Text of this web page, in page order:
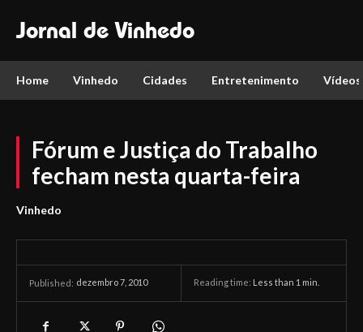
Jornal de Vinhedo
Home Vinhedo Cidades Entretenimento Vídeos
Fórum e Justiça do Trabalho
fecham nesta quarta-feira
Vinhedo
Published: dezembro 7, 2010 Reading time: Less than 1 min.